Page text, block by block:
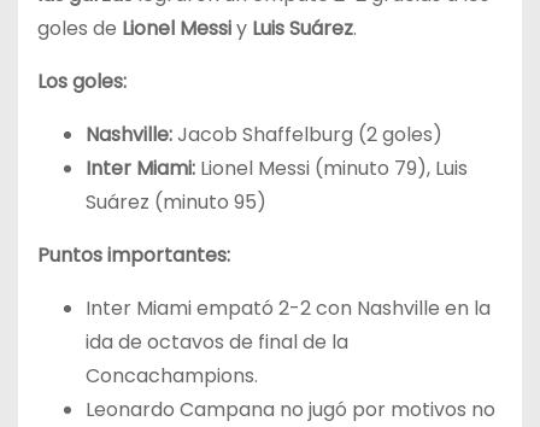
goles de Lionel Messiy Luis Suárez.
Los goles:
Nashville:Jacob Shaffelburg (2 goles)
Inter Miami: Lionel Messi (minuto 79), Luis
Suárez (minuto 95)
Puntos importantes:
Inter Miami empató 2-2 con Nashville en la
ida de octavos de final de la
Concachampions.
Leonardo Campana no jugó por motivos no